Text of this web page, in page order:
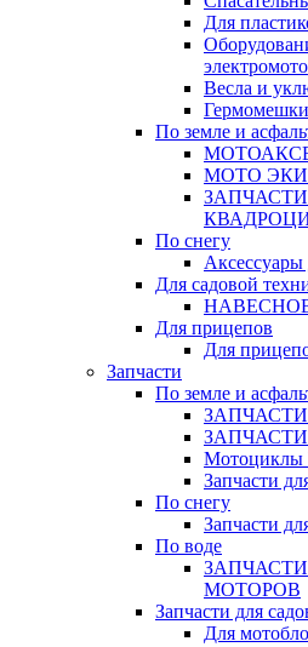
Для
Весла и
По земле и
МОТО
По снегу
Аксессуары
Для садовой
Для прицепов
Для
Запчасти
По земле и
Мотоциклы
Запчасти
По снегу
Запчасти
По воде
МОТОРОВ
Запчасти для
Для